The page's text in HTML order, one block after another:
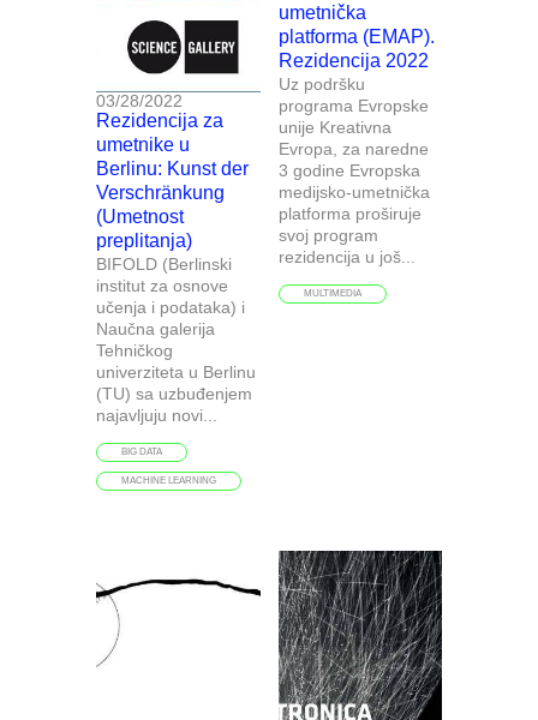
03/28/2022
Rezidencija za
umetnike u
Berlinu: Kunst der
Verschränkung
(Umetnost
preplitanja)
BIFOLD (Berlinski
institut za osnove
učenja i podataka) i
Naučna galerija
Tehničkog
univerziteta u Berlinu
(TU) sa uzbuđenjem
najavljuju novi...
BIG DATA
MACHINE LEARNING
umetnička
platforma (EMAP).
Rezidencija 2022
Uz podršku
programa Evropske
unije Kreativna
Evropa, za naredne
3 godine Evropska
medijsko-umetnička
platforma proširuje
svoj program
rezidencija u još...
MULTIMEDIA